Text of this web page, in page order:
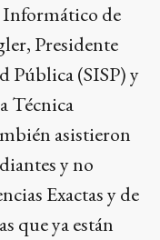
Informático de
Presidente
Pública (SISP) y
Técnica
asistieron
y no
Exactas y de
que ya están